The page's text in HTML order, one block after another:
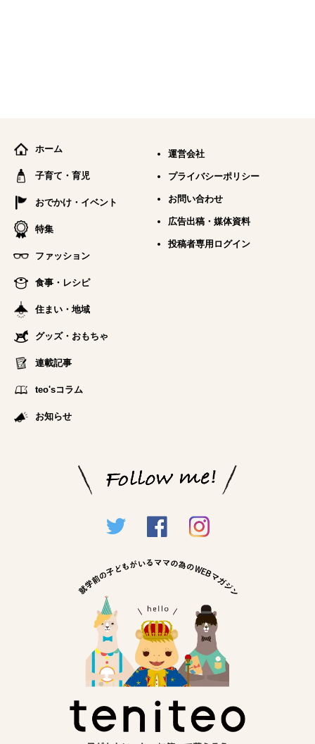
ホーム
子育て・育児
おでかけ・イベント
特集
ファッション
食事・レシピ
住まい・地域
グッズ・おもちゃ
連載記事
teo'sコラム
お知らせ
運営会社
プライバシーポリシー
お問い合わせ
広告出稿・媒体資料
投稿者専用ログイン